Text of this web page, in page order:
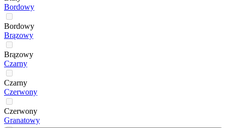
Bordowy
Bordowy
Brązowy
Brązowy
Czarny
Czarny
Czerwony
Czerwony
Granatowy